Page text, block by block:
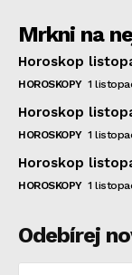
Mrkni na
Horoskop
HOROSKOPY 1
Horoskop
HOROSKOPY 1
Horoskop
HOROSKOPY 1
Odebírej